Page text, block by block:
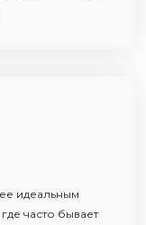
ее идеальным
часто бывает